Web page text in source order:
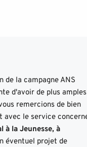
de la campagne ANS
d'avoir de plus amples
remercions de bien
avec le service
à la Jeunesse, à
éventuel projet de